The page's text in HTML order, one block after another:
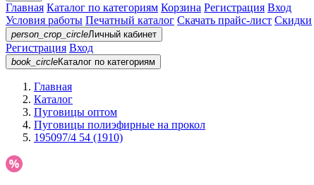
Главная Каталог по категориям Корзина Регистрация Вход
Условия работы Печатный каталог Скачать прайс-лист Скидки
person_crop_circleЛичный кабинет
Регистрация Вход
book_circleКаталог по категориям
Главная
Каталог
Пуговицы оптом
Пуговицы полиэфирные на прокол
195097/4 54 (1910)